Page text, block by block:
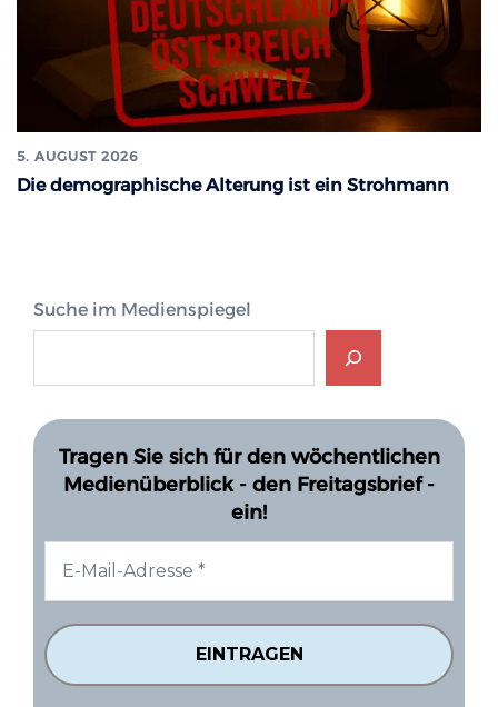
5. AUGUST 2026
Die demographische Alterung ist ein Strohmann
Suche im Medienspiegel
Tragen Sie sich für den wöchentlichen
Medienüberblick - den Freitagsbrief -
ein!